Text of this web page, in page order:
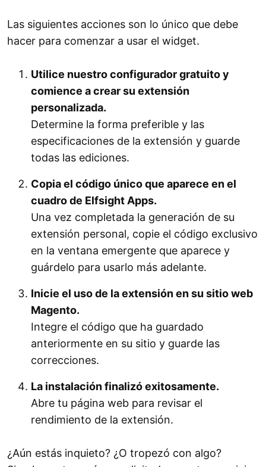
Las siguientes acciones son lo único que debe
hacer para comenzar a usar el widget.
Utilice nuestro configurador gratuito y
comience a crear su extensión
personalizada.
Determine la forma preferible y las
especificaciones de la extensión y guarde
todas las ediciones.
Copia el código único que aparece en el
cuadro de Elfsight Apps.
Una vez completada la generación de su
extensión personal, copie el código exclusivo
en la ventana emergente que aparece y
guárdelo para usarlo más adelante.
Inicie el uso de la extensión en su sitio web
Magento.
Integre el código que ha guardado
anteriormente en su sitio y guarde las
correcciones.
La instalación finalizó exitosamente.
Abre tu página web para revisar el
rendimiento de la extensión.
¿Aún estás inquieto? ¿O tropezó con algo?